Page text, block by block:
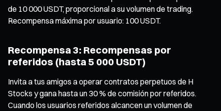
de 10 000 USDT, proporcional a su volumen de trading.
Recompensa máxima por usuario: 100 USDT.
Recompensa 3: Recompensas por
referidos (hasta 5 000 USDT)
Invita a tus amigos a operar contratos perpetuos de H
Stocks y gana hasta un 30 % de comisión por referidos.
Cuando los usuarios referidos alcancen un volumen de